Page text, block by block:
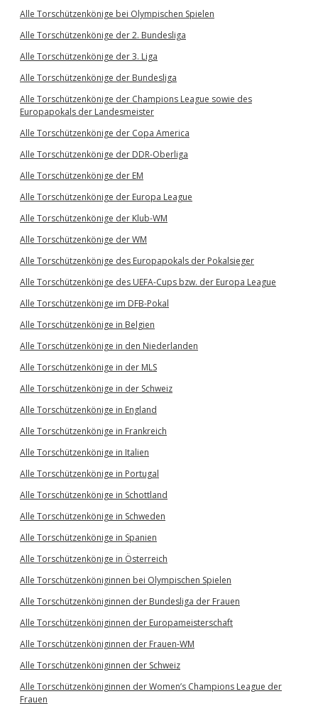
Alle Torschützenkönige bei Olympischen Spielen
Alle Torschützenkönige der 2. Bundesliga
Alle Torschützenkönige der 3. Liga
Alle Torschützenkönige der Bundesliga
Alle Torschützenkönige der Champions League sowie des
Europapokals der Landesmeister
Alle Torschützenkönige der Copa America
Alle Torschützenkönige der DDR-Oberliga
Alle Torschützenkönige der EM
Alle Torschützenkönige der Europa League
Alle Torschützenkönige der Klub-WM
Alle Torschützenkönige der WM
Alle Torschützenkönige des Europapokals der Pokalsieger
Alle Torschützenkönige des UEFA-Cups bzw. der Europa League
Alle Torschützenkönige im DFB-Pokal
Alle Torschützenkönige in Belgien
Alle Torschützenkönige in den Niederlanden
Alle Torschützenkönige in der MLS
Alle Torschützenkönige in der Schweiz
Alle Torschützenkönige in England
Alle Torschützenkönige in Frankreich
Alle Torschützenkönige in Italien
Alle Torschützenkönige in Portugal
Alle Torschützenkönige in Schottland
Alle Torschützenkönige in Schweden
Alle Torschützenkönige in Spanien
Alle Torschützenkönige in Österreich
Alle Torschützenköniginnen bei Olympischen Spielen
Alle Torschützenköniginnen der Bundesliga der Frauen
Alle Torschützenköniginnen der Europameisterschaft
Alle Torschützenköniginnen der Frauen-WM
Alle Torschützenköniginnen der Schweiz
Alle Torschützenköniginnen der Women’s Champions League der
Frauen